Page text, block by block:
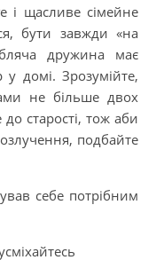
і щасливе сімейне
бути завжди «на
дружина має
домі. Зрозумійте,
не більше двох
старості, тож аби
подбайте
себе потрібним